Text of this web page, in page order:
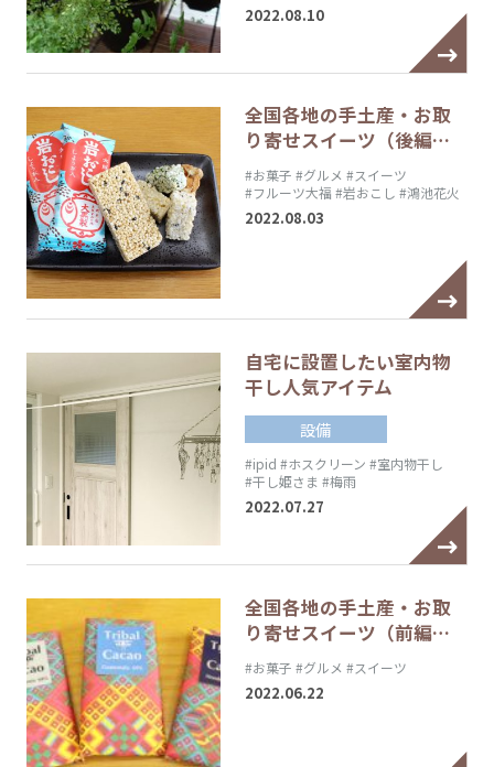
2022.08.10
全国各地の手土産・お取
り寄せスイーツ（後編…
#お菓子 #グルメ #スイーツ
#フルーツ大福 #岩おこし #鴻池花火
2022.08.03
自宅に設置したい室内物
干し人気アイテム
設備
#ipid #ホスクリーン #室内物干し
#干し姫さま #梅雨
2022.07.27
全国各地の手土産・お取
り寄せスイーツ（前編…
#お菓子 #グルメ #スイーツ
2022.06.22